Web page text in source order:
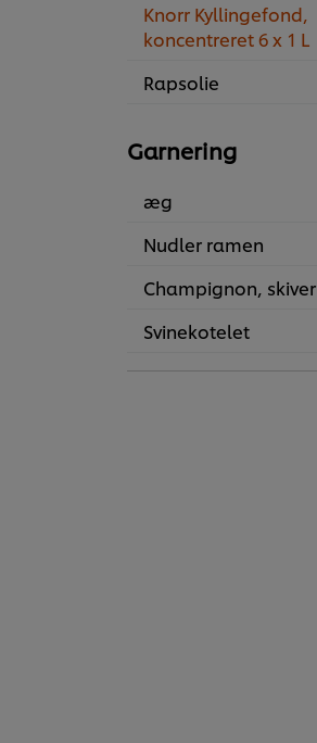
Knorr Kyllingefond,
koncentreret 6 x 1 L
Rapsolie
Garnering
æg
Nudler ramen
Champignon, skiver
Svinekotelet